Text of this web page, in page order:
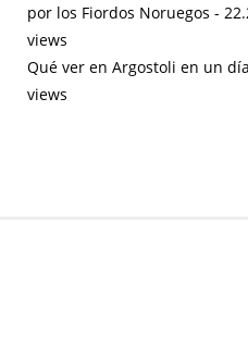
por los Fiordos Noruegos -
views
Qué ver en Argostoli en un día
views